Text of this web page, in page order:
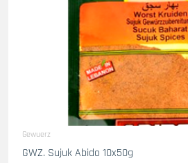
Gewuerz
GWZ. Sujuk Abido 10x50g